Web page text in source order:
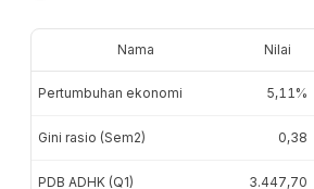
Nama Nilai
Pertumbuhan ekonomi 5,11%
Gini rasio (Sem2) 0,38
PDB ADHK (Q1) 3.447,70